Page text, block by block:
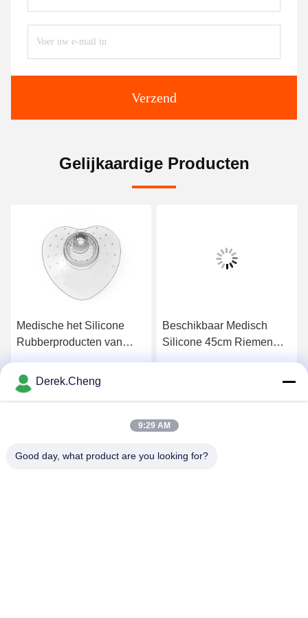
Verzend
Gelijkaardige Producten
Medische het Silicone
Rubberproducten van
Aangepaste FDA
Beschikbaar Medisch
Silicone 45cm Riemen
Derek.Cheng
9:29 AM
Good day, what product are you looking for?